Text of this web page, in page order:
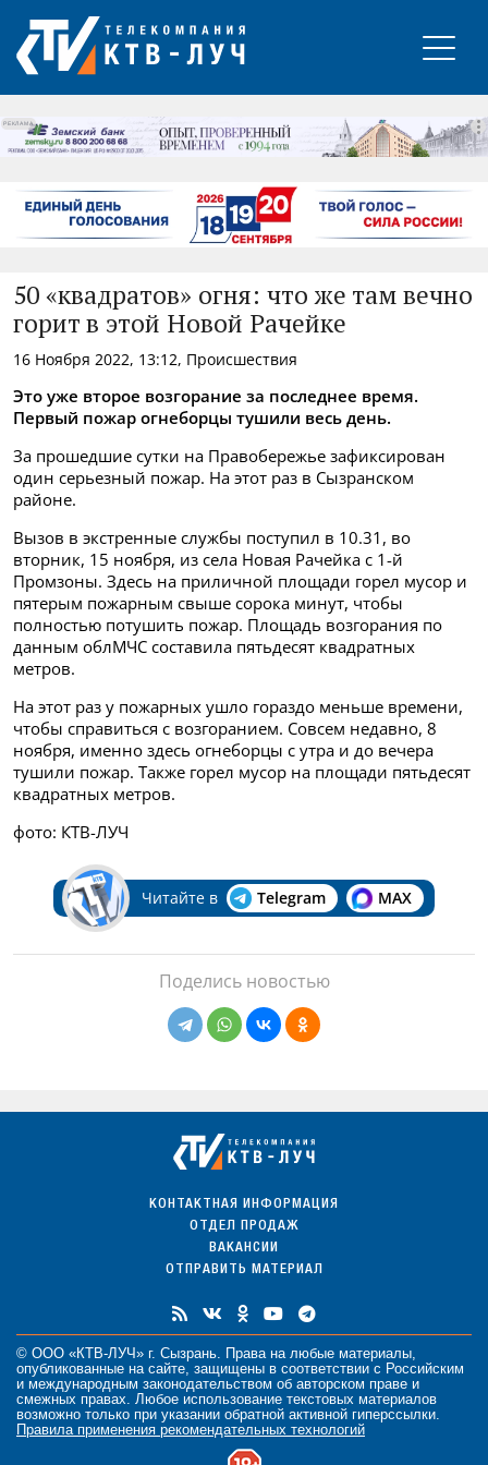
РЕКЛАМА
50 «квадратов» огня: что же там вечно
горит в этой Новой Рачейке
16 Ноября 2022, 13:12, Происшествия
Это уже второе возгорание за последнее время.
Первый пожар огнеборцы тушили весь день.
За прошедшие сутки на Правобережье зафиксирован
один серьезный пожар. На этот раз в Сызранском
районе.
Вызов в экстренные службы поступил в 10.31, во
вторник, 15 ноября, из села Новая Рачейка с 1-й
Промзоны. Здесь на приличной площади горел мусор и
пятерым пожарным свыше сорока минут, чтобы
полностью потушить пожар. Площадь возгорания по
данным облМЧС составила пятьдесят квадратных
метров.
На этот раз у пожарных ушло гораздо меньше времени,
чтобы справиться с возгоранием. Совсем недавно, 8
ноября, именно здесь огнеборцы с утра и до вечера
тушили пожар. Также горел мусор на площади пятьдесят
квадратных метров.
фото: КТВ-ЛУЧ
Читайте в Telegram MAX
Поделись новостью
КОНТАКТНАЯ ИНФОРМАЦИЯ
ОТДЕЛ ПРОДАЖ
ВАКАНСИИ
ОТПРАВИТЬ МАТЕРИАЛ
© ООО «КТВ-ЛУЧ» г. Сызрань. Права на любые материалы
опубликованные на сайте, защищены в соответствии с Российским
и международным законодательством об авторском праве и
смежных правах. Любое использование текстовых материалов
возможно только при указании обратной активной гиперссылки.
Правила применения рекомендательных технологий